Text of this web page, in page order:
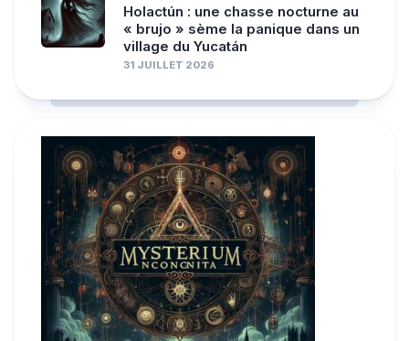
Holactún : une chasse nocturne au
« brujo » sème la panique dans un
village du Yucatán
31 JUILLET 2026